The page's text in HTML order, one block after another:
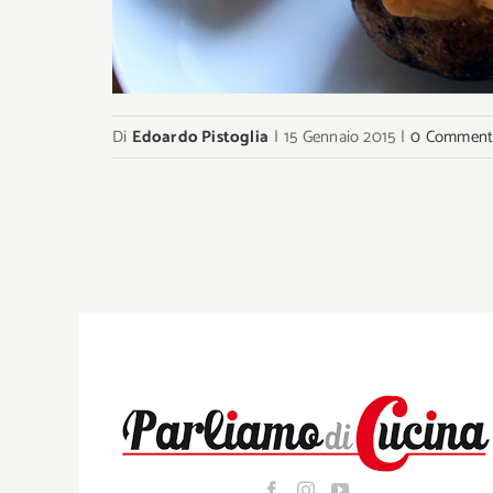
Di Edoardo Pistoglia | 15 Gennaio 2015 | 0